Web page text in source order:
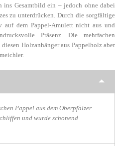
ins Gesamtbild ein – jedoch ohne dabei
zu unterdrücken. Durch die sorgfältige
auf dem Pappel-Amulett nicht aus und
Präsenz. Die mehrfachen
Holzanhänger aus Pappelholz aber
Pappel aus dem Oberpfälzer
und wurde schonend